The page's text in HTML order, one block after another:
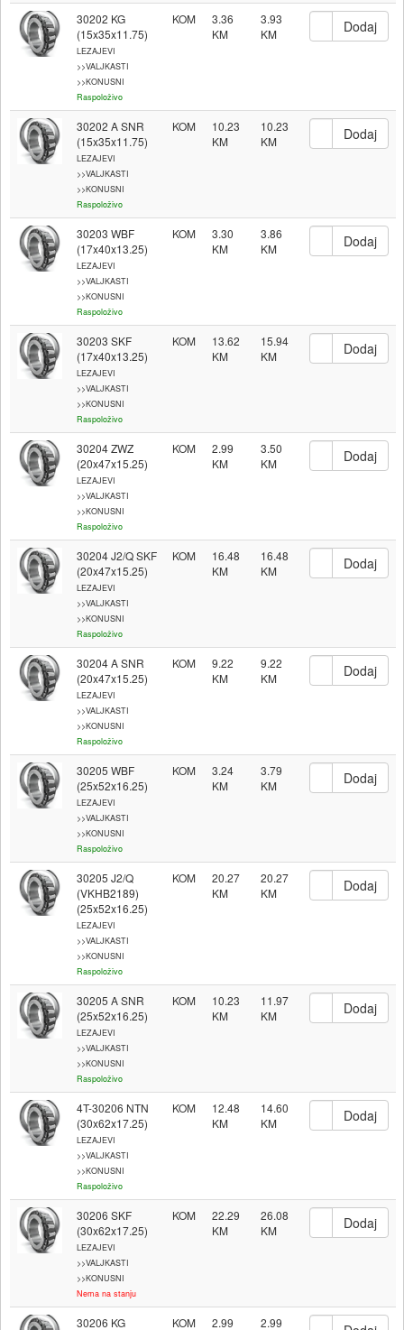
30202 KG
(15x35x11.75)
LEZAJEVI
>>VALJKASTI
>>KONUSNI
Raspoloživo
KOM 3.36 3.93
30202 A SNR
(15x35x11.75)
LEZAJEVI
>>VALJKASTI
>>KONUSNI
Raspoloživo
KOM 10.23 10.23
30203 WBF
(17x40x13.25)
LEZAJEVI
>>VALJKASTI
>>KONUSNI
Raspoloživo
KOM 3.30 3.86
30203 SKF
(17x40x13.25)
LEZAJEVI
>>VALJKASTI
>>KONUSNI
Raspoloživo
KOM 13.62 15.94
30204 ZWZ
(20x47x15.25)
LEZAJEVI
>>VALJKASTI
>>KONUSNI
Raspoloživo
KOM 2.99 3.50
30204 J2/Q SKF
(20x47x15.25)
LEZAJEVI
>>VALJKASTI
>>KONUSNI
Raspoloživo
KOM 16.48 16.48
30204 A SNR
(20x47x15.25)
LEZAJEVI
>>VALJKASTI
>>KONUSNI
Raspoloživo
KOM 9.22 9.22
30205 WBF
(25x52x16.25)
LEZAJEVI
>>VALJKASTI
>>KONUSNI
Raspoloživo
KOM 3.24 3.79
30205 J2/Q
(VKHB2189)
(25x52x16.25)
LEZAJEVI
>>VALJKASTI
>>KONUSNI
Raspoloživo
KOM 20.27 20.27
30205 A SNR
(25x52x16.25)
LEZAJEVI
>>VALJKASTI
>>KONUSNI
Raspoloživo
KOM 10.23 11.97
4T-30206 NTN
(30x62x17.25)
LEZAJEVI
>>VALJKASTI
>>KONUSNI
Raspoloživo
KOM 12.48 14.60
30206 SKF
(30x62x17.25)
LEZAJEVI
>>VALJKASTI
>>KONUSNI
Nema na stanju
KOM 22.29 26.08
30206 KG KOM 2.99 2.99